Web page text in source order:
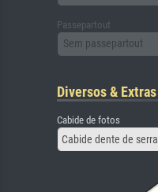
Passepartout
Sem passepartout
Diversos & Extras
Cabide de fotos
Cabide dente de serra